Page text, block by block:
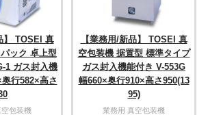
】 TOSEI 真
ック 卓上型
1 ガス封入機
行582×高さ
包装機
【業務用/新品】 TOSEI 真
空包装機 据置型 標準タイプ
ガス封入機能付き V-553G
幅660×奥行910×高さ950(13
95)
業務用 真空包装機